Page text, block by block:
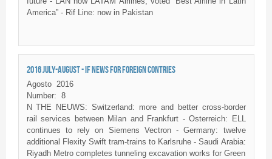
America” - RifLine: now in Pakistan
2016 JULY-AUGUST - IF NEWS FOR FOREIGN CONTRIES
Agosto
2016
Number: 8
N THE NEUWS: Switzerland: more and better cross-border
rail services between Milan and Frankfurt - Osterreich: ELL
continues to rely on Siemens Vectron - Germany: twelve
additional Flexity Swift tram-trains to Karlsruhe - Saudi Arabia:
Riyadh Metro completes tunneling excavation works for Green